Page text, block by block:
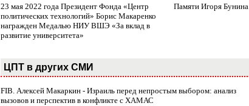
23 мая 2022 года Президент Фонда «Центр
политических технологий» Борис Макаренко
награжден Медалью НИУ ВШЭ «За вклад в
развитие университета»
Памяти Игоря Бунина
ЦПТ в других СМИ
FIB. Алексей Макаркин - Израиль перед непростым выбором: анализ
вызовов и перспектив в конфликте с ХАМАС